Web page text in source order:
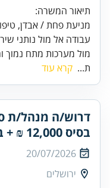
עבודה אל מול נותני
מול מערכות מתח נמוך
ת... קרא עוד
דרוש/ה מנהל/ת
בסיס 12,000 ₪ + בונוסים
20/07/2026
ירושלים